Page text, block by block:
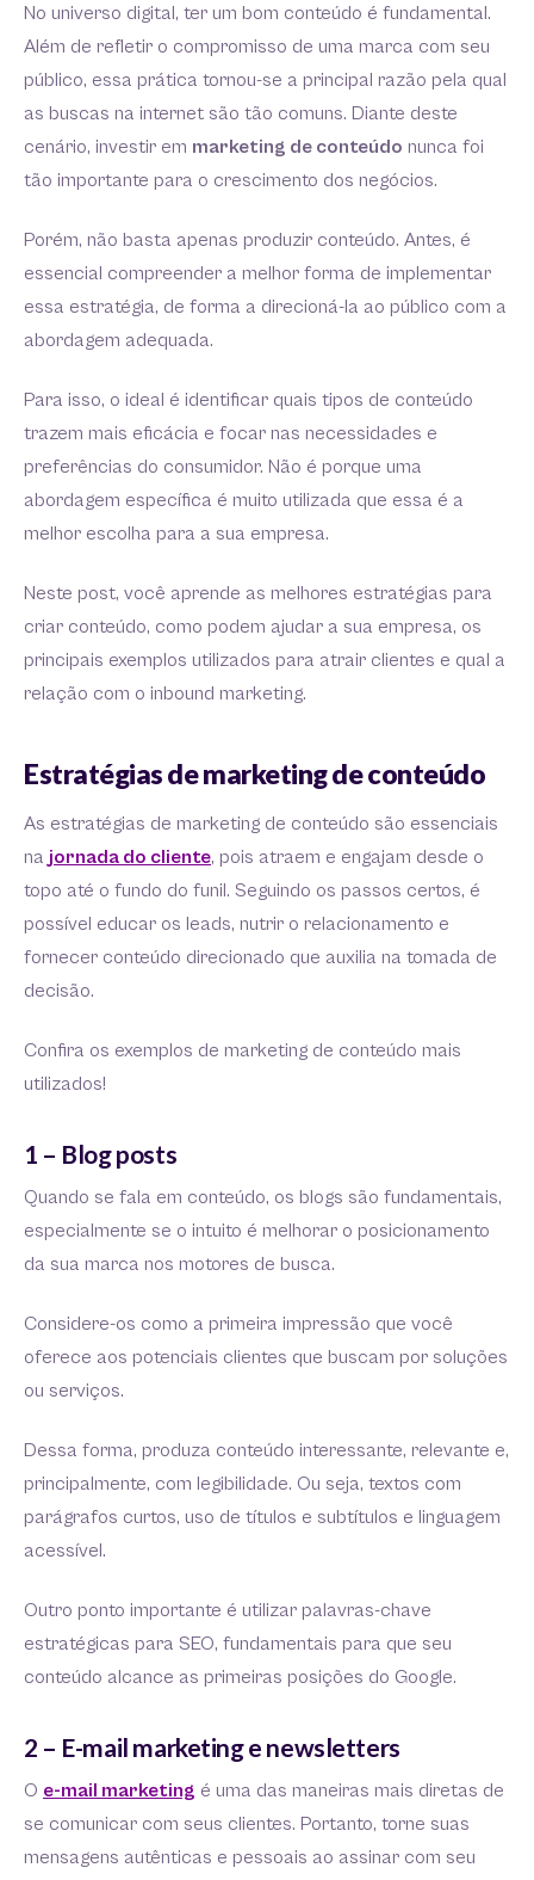
No universo digital, ter um bom conteúdo é fundamental.
Além de refletir o compromisso de uma marca com seu
público, essa prática tornou-se a principal razão pela qual
as buscas na internet são tão comuns. Diante deste
cenário, investir em marketing de conteúdo nunca foi
tão importante para o crescimento dos negócios.
Porém, não basta apenas produzir conteúdo. Antes, é
essencial compreender a melhor forma de implementar
essa estratégia, de forma a direcioná-la ao público com a
abordagem adequada.
Para isso, o ideal é identificar quais tipos de conteúdo
trazem mais eficácia e focar nas necessidades e
preferências do consumidor. Não é porque uma
abordagem específica é muito utilizada que essa é a
melhor escolha para a sua empresa.
Neste post, você aprende as melhores estratégias para
criar conteúdo, como podem ajudar a sua empresa, os
principais exemplos utilizados para atrair clientes e qual a
relação com o inbound marketing.
Estratégias de marketing de conteúdo
As estratégias de marketing de conteúdo são essenciais
na jornada do cliente, pois atraem e engajam desde o
topo até o fundo do funil. Seguindo os passos certos, é
possível educar os leads, nutrir o relacionamento e
fornecer conteúdo direcionado que auxilia na tomada de
decisão.
Confira os exemplos de marketing de conteúdo mais
utilizados!
1 – Blog posts
Quando se fala em conteúdo, os blogs são fundamentais,
especialmente se o intuito é melhorar o posicionamento
da sua marca nos motores de busca.
Considere-os como a primeira impressão que você
oferece aos potenciais clientes que buscam por soluções
ou serviços.
Dessa forma, produza conteúdo interessante, relevante e,
principalmente, com legibilidade. Ou seja, textos com
parágrafos curtos, uso de títulos e subtítulos e linguagem
acessível.
Outro ponto importante é utilizar palavras-chave
estratégicas para SEO, fundamentais para que seu
conteúdo alcance as primeiras posições do Google.
2 – E-mail marketing e newsletters
O e-mail marketing é uma das maneiras mais diretas de
se comunicar com seus clientes. Portanto, torne suas
mensagens autênticas e pessoais ao assinar com seu